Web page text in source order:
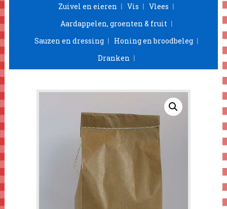
Zuivel en eieren
Vis
Vlees
Aardappelen, groenten & fruit
Sauzen en dressing
Honing en broodbeleg
Dranken